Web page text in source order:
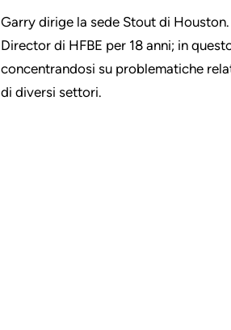
Garry dirige la sede Stout di
Director di HFBE per 18 anni; in
concentrandosi su problematiche
di diversi settori.